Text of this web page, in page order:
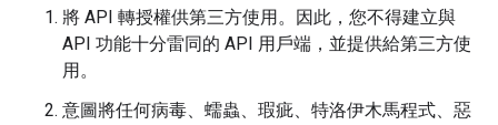
將 API 轉授權供第三方使用。因此，您不得建立與
API 功能十分雷同的 API 用戶端，並提供給第三方使
用。
意圖將任何病毒、蠕蟲、瑕疵、特洛伊木馬程式、惡